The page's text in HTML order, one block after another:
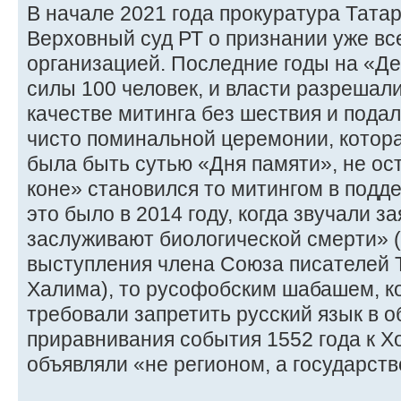
В начале 2021 года прокуратура
Верховный суд РТ о признании уже
организацией. Последние годы на
силы 100 человек, и власти
качестве митинга без шествия и
чисто поминальной церемонии,
была быть сутью «Дня памяти», не
коне» становился то митингом в
это было в 2014 году, когда звучали
заслуживают биологической смерти»
выступления члена Союза писателей
Халима), то русофобским шабашем,
требовали запретить русский язык в
приравнивания события 1552 года к
объявляли «не регионом, а